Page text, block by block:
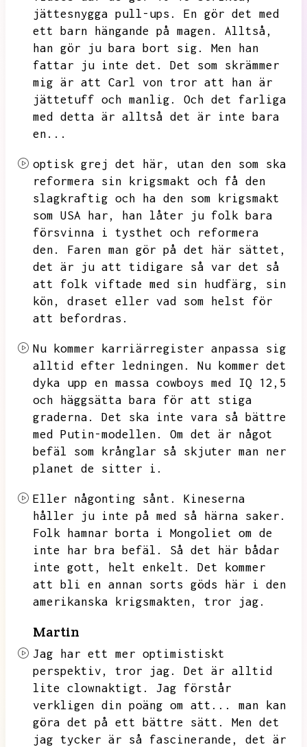
jättesnygga pull-ups.
En gör det med
ett barn hängande på magen.
Alltså,
han gör ju bara bort sig.
Men han
fattar ju inte det.
Det som skrämmer
mig är att Carl von tror att han är
jättetuff och manlig.
Och det farliga
med detta är alltså det är inte bara
en...
optisk grej det här,
utan den som ska
reformera sin krigsmakt och få den
slagkraftig och ha den som krigsmakt
som USA har,
han låter ju folk bara
försvinna i tysthet och reformera
den.
Faren man gör på det här sättet,
det är ju att tidigare så var det så
att folk viftade med sin hudfärg,
sin
kön,
draset eller vad som helst för
att befordras.
Nu kommer karriärregister anpassa sig
alltid efter ledningen.
Nu kommer det
dyka upp en massa cowboys med IQ 12,5
och häggsätta bara för att stiga
graderna.
Det ska inte vara så bättre
med Putin-modellen.
Om det är något
befäl som krånglar så skjuter man ner
planet de sitter i.
Eller någonting sånt.
Kineserna
håller ju inte på med så härna saker.
Folk hamnar borta i Mongoliet om de
inte har bra befäl.
Så det här bådar
inte gott,
helt enkelt.
Det kommer
att bli en annan sorts göds här i den
amerikanska krigsmakten,
tror jag.
Martin
Jag har ett mer optimistiskt
perspektiv,
tror jag.
Det är alltid
lite clownaktigt.
Jag förstår
verkligen din poäng om att...
man kan
göra det på ett bättre sätt.
Men det
jag tycker är så fascinerande,
det är